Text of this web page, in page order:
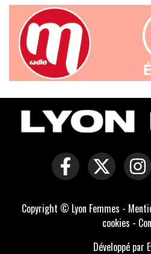
Copyright © Lyon Femmes -
cookies -
Développé par